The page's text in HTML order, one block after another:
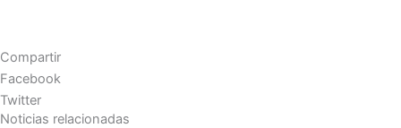
Compartir
Facebook
Twitter
Noticias relacionadas